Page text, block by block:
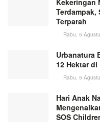
Kekeringan
Terdampak,
Terparah
Rabu, 5
Urbanatura
12 Hektar di
Rabu, 5
Hari Anak
SOS